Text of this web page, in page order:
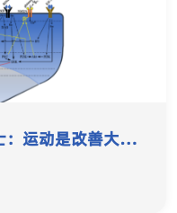
运动是改善大脑